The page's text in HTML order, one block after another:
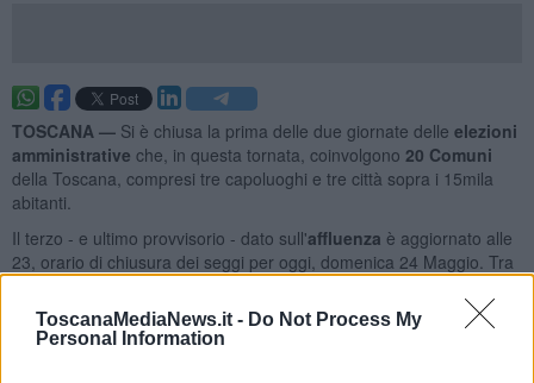
ToscanaMediaNews.it - Do Not Process My
Personal Information
TOSCANA — Si è chiusa la prima delle due giornate delle elezioni
amministrative che, in questa tornata, coinvolgono 20 Comuni
della Toscana, compresi tre capoluoghi e tre città sopra i 15mila
abitanti.
Il terzo - e ultimo provvisorio - dato sull'affluenza è aggiornato alle
23, orario di chiusura dei seggi per oggi, domenica 24 Maggio. Tra
giorno di votazioni delle passate comunali: